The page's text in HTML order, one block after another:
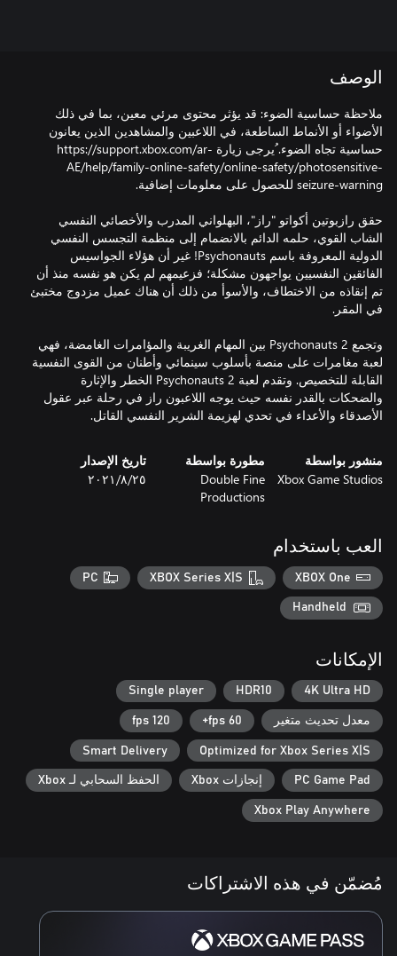
الوصف
ملاحظة حساسية الضوء: قد يؤثر محتوى مرئي معين، بما في ذلك
الأضواء أو الأنماط الساطعة، في اللاعبين والمشاهدين الذين يعانون
حساسية تجاه الضوء. ُيرجى زيارة https://support.xbox.com/ar-
AE/help/family-online-safety/online-safety/photosensitive-
حقق رازبوتين أكواتو "راز"، البهلواني المدرب والأخصائي النفسي
الشاب القوي، حلمه الدائم بالانضمام إلى منظمة التجسس النفسي
الدولية المعروفة باسم Psychonauts! غير أن هؤلاء الجواسيس
الفائقين النفسيين يواجهون مشكلة؛ فزعيمهم لم يكن هو نفسه منذ أن
تم إنقاذه من الاختطاف، والأسوأ من ذلك أن هناك عميل مزدوج مختبئ
وتجمع Psychonauts 2 بين المهام الغريبة والمؤامرات الغامضة، فهي
لعبة مغامرات على منصة بأسلوب سينمائي وأطنان من القوى النفسية
القابلة للتخصيص. وتقدم لعبة Psychonauts 2 الخطر والإثارة
والضحكات بالقدر نفسه حيث يوجه اللاعبون راز في رحلة عبر عقول
الأصدقاء والأعداء في تحدي لهزيمة الشرير النفسي القاتل.
منشور بواسطة
Xbox Game Studios
مطورة بواسطة
Double Fine
Productions
تاريخ الإصدار
٢٥‏/٨‏/٢٠٢١
العب باستخدام
XBOX One
XBOX Series X|S
PC
Handheld
الإمكانات
4K Ultra HD
HDR10
Single player
معدل تحديث متغير 60 fps+
120 fps
Optimized for Xbox Series X|S
Smart Delivery
PC Game Pad إنجازات Xbox الحفظ السحابي لـ Xbox
Xbox Play Anywhere
مُضمّن في هذه الاشتراكات